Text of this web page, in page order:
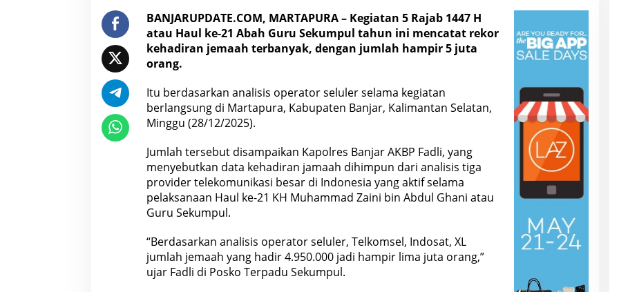
BANJARUPDATE.COM, MARTAPURA – Kegiatan 5 Rajab 1447 H
atau Haul ke-21 Abah Guru Sekumpul tahun ini mencatat rekor
kehadiran jemaah terbanyak, dengan jumlah hampir 5 juta
orang.
Itu berdasarkan analisis operator seluler selama kegiatan
berlangsung di Martapura, Kabupaten Banjar, Kalimantan Selatan,
Minggu (28/12/2025).
Jumlah tersebut disampaikan Kapolres Banjar AKBP Fadli, yang
menyebutkan data kehadiran jamaah dihimpun dari analisis tiga
provider telekomunikasi besar di Indonesia yang aktif selama
pelaksanaan Haul ke-21 KH Muhammad Zaini bin Abdul Ghani atau
Guru Sekumpul.
“Berdasarkan analisis operator seluler, Telkomsel, Indosat, XL
jumlah jemaah yang hadir 4.950.000 jadi hampir lima juta orang,”
ujar Fadli di Posko Terpadu Sekumpul.